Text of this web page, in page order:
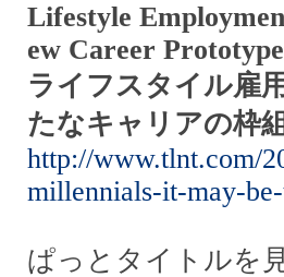
Lifestyle
ew Career Prototype
ライフスタイル雇
たなキャリアの枠組
http://www.tlnt.com/
millennials-it-may-
ぱっとタイトルを